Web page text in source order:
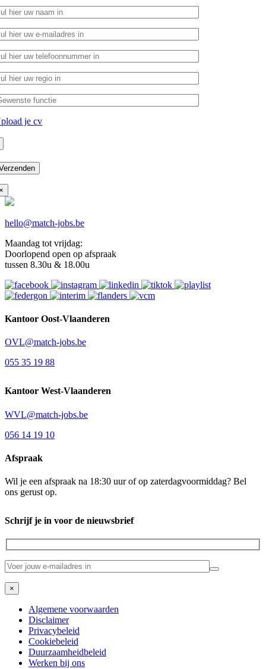
je cv
hello@match-jobs.be
Maandag tot vrijdag:
Doorlopend open op afspraak
tussen 8.30u & 18.00u
Kantoor Oost-Vlaanderen
OVL@match-jobs.be
055 35 19 88
Kantoor West-Vlaanderen
WVL@match-jobs.be
056 14 19 10
Afspraak
Wil je een afspraak na 18:30 uur of op zaterdagvoormiddag? Bel
ons gerust op.
Schrijf je in voor de nieuwsbrief
×
Algemene voorwaarden
Disclaimer
Privacybeleid
Cookiebeleid
Duurzaamheidbeleid
Werken bij ons